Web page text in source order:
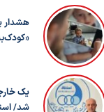
هشدار
یک
شد/